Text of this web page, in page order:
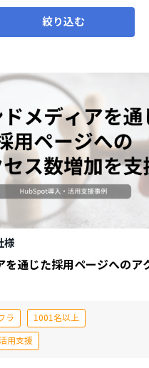
絞り込む
様
を通じた採用ページへのア
ラ 1001名以上
用支援